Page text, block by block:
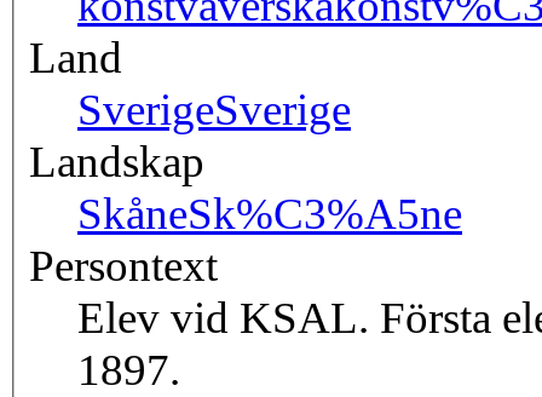
Land
SverigeSverige
Landskap
SkåneSk%C3%A5ne
Persontext
Elev vid KSAL. Första
1897.